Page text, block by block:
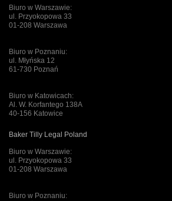
Biuro w Warszawie:
ul. Przyokopowa 33
01-208 Warszawa
Biuro w Poznaniu:
ul. Młyńska 12
61-730 Poznań
Biuro w Katowicach:
Al. W. Korfantego 138A
40-156 Katowice
Baker Tilly Legal Poland
Biuro w Warszawie:
ul. Przyokopowa 33
01-208 Warszawa
Biuro w Poznaniu: